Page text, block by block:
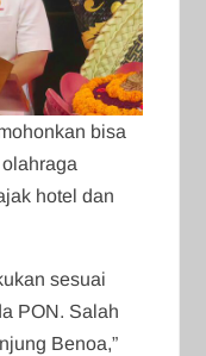
bisa
hotel dan
sesuai
PON. Salah
Benoa,”